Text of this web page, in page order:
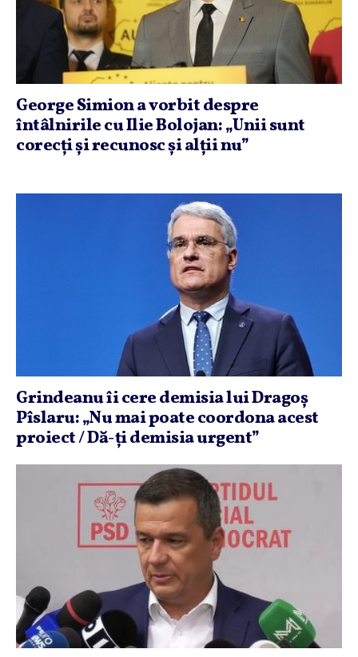
George Simion a vorbit despre
întâlnirile cu Ilie Bolojan: „Unii sunt
corecţi şi recunosc şi alţii nu”
Grindeanu îi cere demisia lui Dragoş
Pîslaru: „Nu mai poate coordona acest
proiect / Dă-ţi demisia urgent”